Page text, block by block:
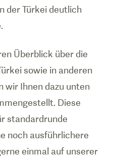
der Türkei deutlich
Überblick über die
sowie in anderen
wir Ihnen dazu unten
Diese
standardrunde
noch ausführlichere
einmal auf unserer